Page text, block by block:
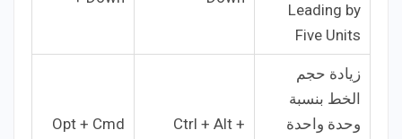
Leading by
Five Units
زيادة حجم
الخط بنسبة
وحدة واحدة
Ctrl + Alt +
Opt + Cmd